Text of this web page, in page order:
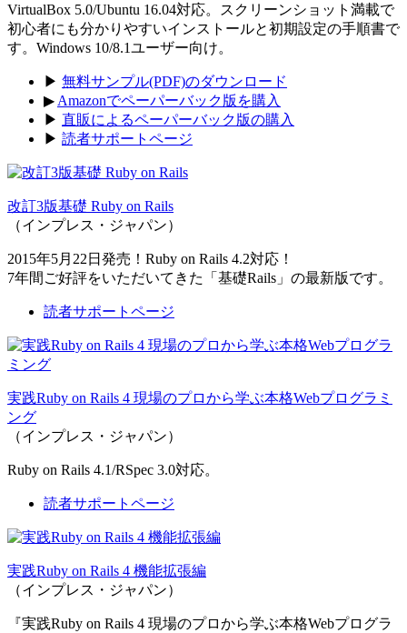
VirtualBox 5.0/Ubuntu 16.04対応。スクリーンショット満載で
初心者にも分かりやすいインストールと初期設定の手順書で
す。Windows 10/8.1ユーザー向け。
▶ 無料サンプル(PDF)のダウンロード
▶ Amazonでペーパーバック版を購入
▶ 直販によるペーパーバック版の購入
▶ 読者サポートページ
改訂3版基礎 Ruby on Rails
（インプレス・ジャパン）
2015年5月22日発売！Ruby on Rails 4.2対応！
7年間ご好評をいただいてきた「基礎Rails」の最新版です。
読者サポートページ
実践Ruby on Rails 4 現場のプロから学ぶ本格Webプログラミ
ング
（インプレス・ジャパン）
Ruby on Rails 4.1/RSpec 3.0対応。
読者サポートページ
実践Ruby on Rails 4 機能拡張編
（インプレス・ジャパン）
『実践Ruby on Rails 4 現場のプロから学ぶ本格Webプログラ